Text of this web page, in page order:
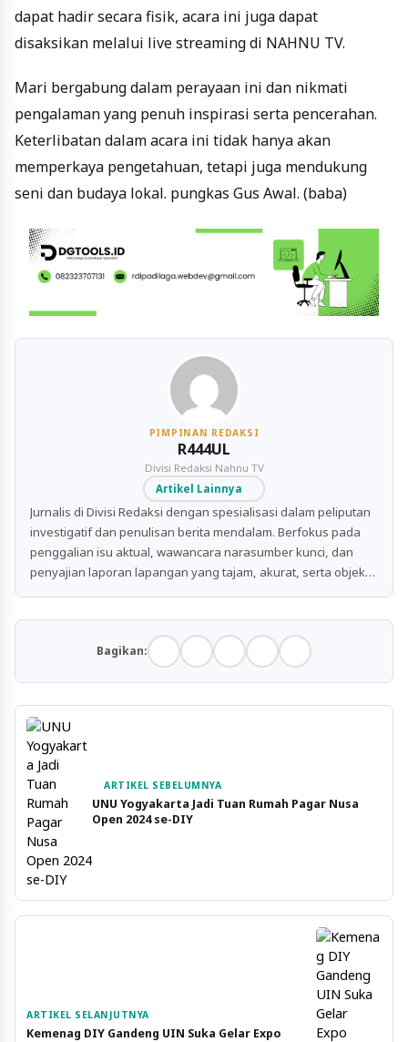
dapat hadir secara fisik, acara ini juga dapat
disaksikan melalui live streaming di NAHNU TV.
Mari bergabung dalam perayaan ini dan nikmati
pengalaman yang penuh inspirasi serta pencerahan.
Keterlibatan dalam acara ini tidak hanya akan
memperkaya pengetahuan, tetapi juga mendukung
seni dan budaya lokal. pungkas Gus Awal. (baba)
PIMPINAN REDAKSI
R444UL
Divisi Redaksi Nahnu TV
Artikel Lainnya
Jurnalis di Divisi Redaksi dengan spesialisasi dalam peliputan
investigatif dan penulisan berita mendalam. Berfokus pada
penggalian isu aktual, wawancara narasumber kunci, dan
penyajian laporan lapangan yang tajam, akurat, serta objektif
Bagikan:
ARTIKEL SEBELUMNYA
UNU Yogyakarta Jadi Tuan Rumah Pagar Nusa
Open 2024 se-DIY
ARTIKEL SELANJUTNYA
Kemenag DIY Gandeng UIN Suka Gelar Expo